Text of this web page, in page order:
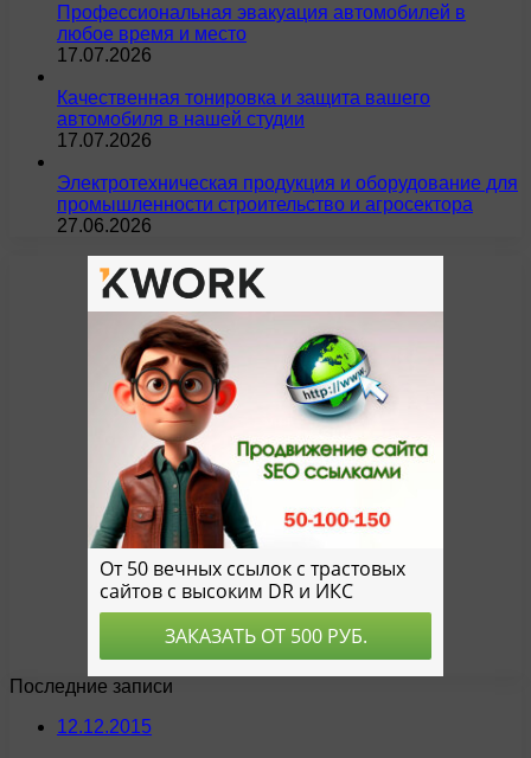
Профессиональная эвакуация автомобилей в
любое время и место
17.07.2026
Качественная тонировка и защита вашего
автомобиля в нашей студии
17.07.2026
Электротехническая продукция и оборудование для
промышленности строительство и агросектора
27.06.2026
Последние записи
12.12.2015